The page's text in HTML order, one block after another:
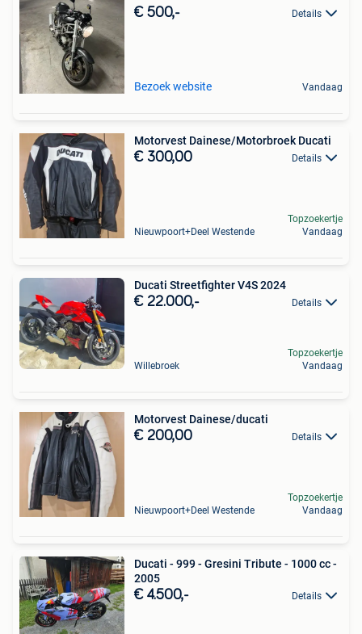
€ 500,- Details
Bezoek website Vandaag
Motorvest Dainese/Motorbroek Ducati
€ 300,00 Details
Nieuwpoort+Deel Westende
Topzoekertje
Vandaag
Ducati Streetfighter V4S 2024
€ 22.000,- Details
Willebroek
Topzoekertje
Vandaag
Motorvest Dainese/ducati
€ 200,00 Details
Nieuwpoort+Deel Westende
Topzoekertje
Vandaag
Ducati - 999 - Gresini Tribute - 1000 cc -
2005
€ 4.500,- Details